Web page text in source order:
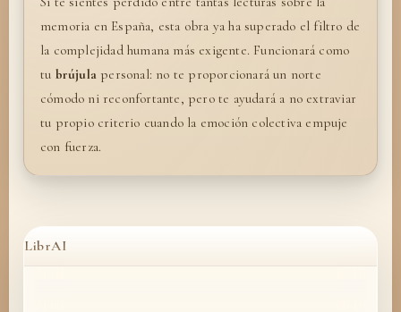
memoria en España, esta obra ya ha superado el filtro de
la complejidad humana más exigente. Funcionará como
tu brújula personal: no te proporcionará un norte
cómodo ni reconfortante, pero te ayudará a no extraviar
tu propio criterio cuando la emoción colectiva empuje
con fuerza.
LibrAI